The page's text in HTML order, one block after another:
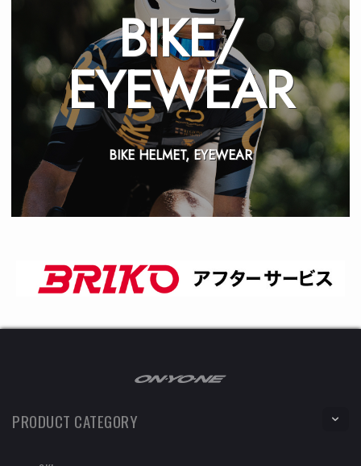
BIKE/
EYEWEAR
BIKE HELMET, EYEWEAR
PRODUCT CATEGORY